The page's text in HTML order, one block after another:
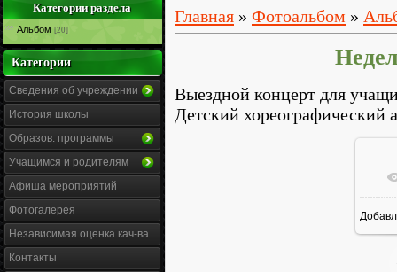
Категории раздела
Альбом [20]
Категории
Сведения об учреждении
История школы
Образов. программы
Учащимся и родителям
Афиша мероприятий
Фотогалерея
Независимая оценка кач-ва
Контакты
Главная » Фотоальбом »
Выездной концерт для
Детский